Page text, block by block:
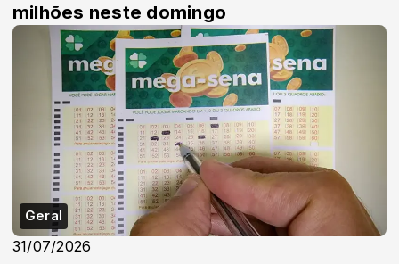
milhões neste domingo
Geral
31/07/2026